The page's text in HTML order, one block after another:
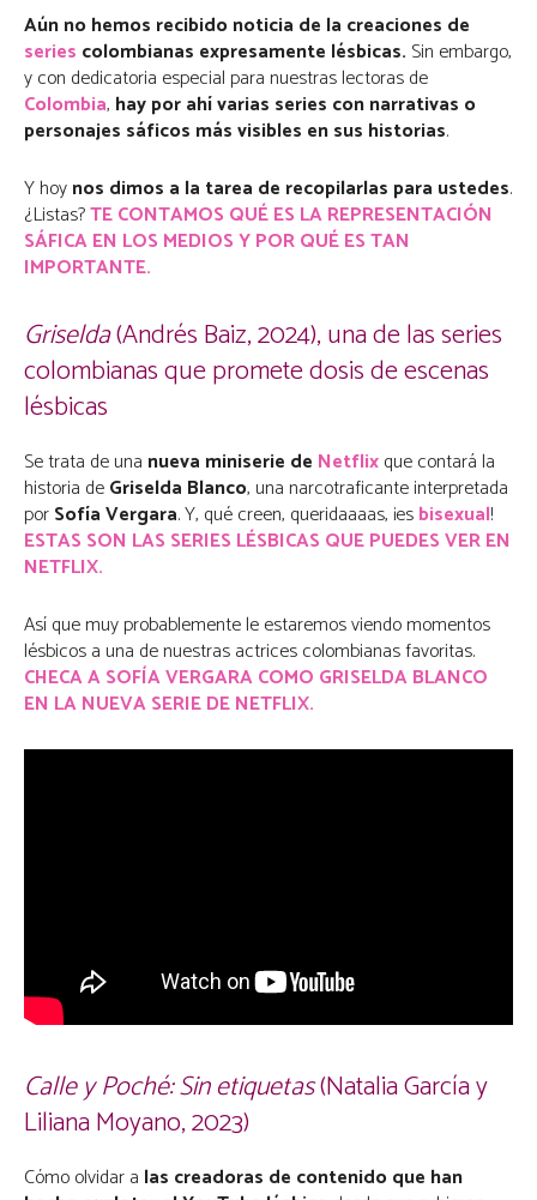
Aún no hemos recibido noticia de la creaciones de
series colombianas expresamente lésbicas. Sin embargo,
y con dedicatoria especial para nuestras lectoras de
Colombia, hay por ahí varias series con narrativas o
personajes sáficos más visibles en sus historias.
Y hoynos dimos a la tarea de recopilarlas para ustedes.
¿Listas?TE CONTAMOS QUÉ ES LA REPRESENTACIÓN
SÁFICA EN LOS MEDIOS Y POR QUÉ ES TAN
IMPORTANTE.
Griselda(Andrés Baiz, 2024), una de las series
colombianas que promete dosis de escenas
lésbicas
Se trata de una nueva miniserie de Netflixque contará la
historia deGriselda Blanco, una narcotraficante interpretada
porSofía Vergara. Y, qué creen, queridaaaas, ¡esbisexual!
ESTAS SON LAS SERIES LÉSBICAS QUE PUEDES VER EN
NETFLIX.
Así que muy probablemente le estaremos viendo momentos
lésbicos a una de nuestras actrices colombianas favoritas.
CHECA A SOFÍA VERGARA COMO GRISELDA BLANCO
EN LA NUEVA SERIE DE NETFLIX.
Calle y Poché: Sin etiquetas(Natalia García y
Liliana Moyano, 2023)
Cómo olvidar a las creadoras de contenido que han